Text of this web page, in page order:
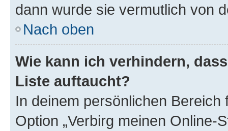
dann wurde sie vermutlich von
Nach oben
Wie kann ich verhindern,
Liste auftaucht?
In deinem persönlichen
Option „Verbirg meinen Online-